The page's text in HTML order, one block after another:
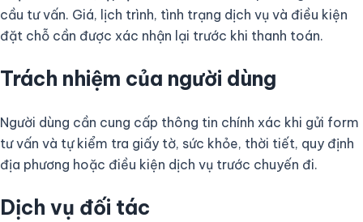
cầu tư vấn. Giá, lịch trình, tình trạng dịch vụ và điều kiện
đặt chỗ cần được xác nhận lại trước khi thanh toán.
Trách nhiệm của người dùng
Người dùng cần cung cấp thông tin chính xác khi gửi form
tư vấn và tự kiểm tra giấy tờ, sức khỏe, thời tiết, quy định
địa phương hoặc điều kiện dịch vụ trước chuyến đi.
Dịch vụ đối tác